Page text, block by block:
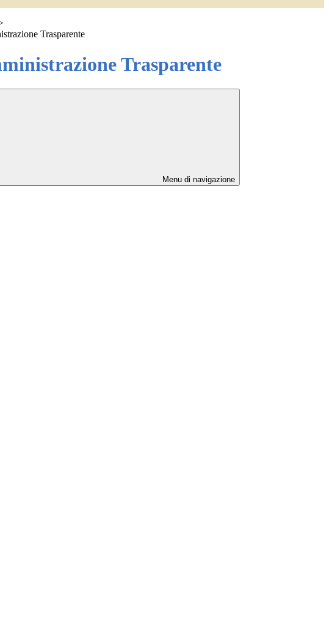
Trasparente
Trasparente
Menu di navigazione